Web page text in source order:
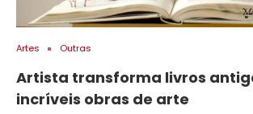
Artes Outras
Artista transforma livros
incríveis obras de arte